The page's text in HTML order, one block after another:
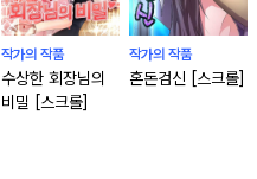
작가의 작품
수상한 회장님의
비밀 [스크롤]
작가의 작품
혼돈검신 [스크롤]